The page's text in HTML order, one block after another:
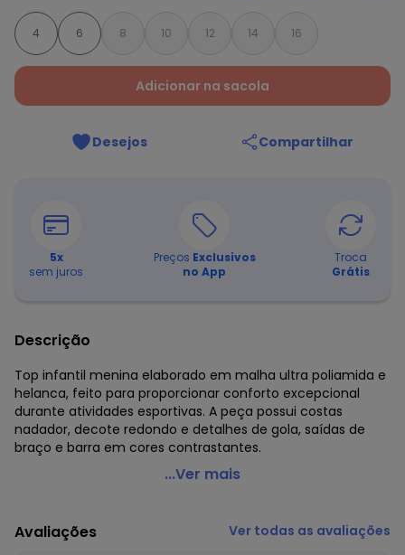
4 6 8 10 12 14 16
Adicionar na sacola
Desejos Compartilhar
5x
sem juros
Preços Exclusivos
no App
Troca
Grátis
Descrição
Top infantil menina elaborado em malha ultra poliamida e
helanca, feito para proporcionar conforto excepcional
durante atividades esportivas. A peça possui costas
nadador, decote redondo e detalhes de gola, saídas de
braço e barra em cores contrastantes.
Brandili - Top Infantil Menina Active Rosa
Modelagem: Justa
Modelo: Regata
...Ver mais
Avaliações Ver todas as avaliações